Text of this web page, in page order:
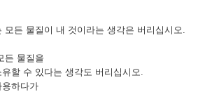
모든 물질이 내 것이라는 생각은 버리십시오.
든 물질을
할 수 있다는 생각도 버리십시오.
하다가